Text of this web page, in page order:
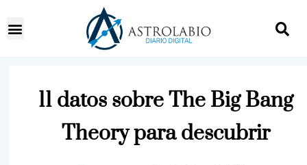
11 datos sobre The Big Bang
Theory para descubrir